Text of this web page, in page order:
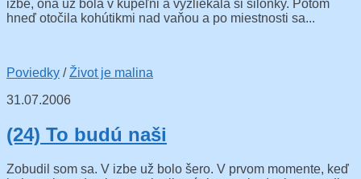
izbe, ona už bola v kúpeľni a vyzliekala si silonky. Potom
hneď otočila kohútikmi nad vaňou a po miestnosti sa...
Poviedky /Život je malina
31.07.2006
(24) To budú naši
Zobudil som sa. V izbe už bolo šero. V prvom momente, keď